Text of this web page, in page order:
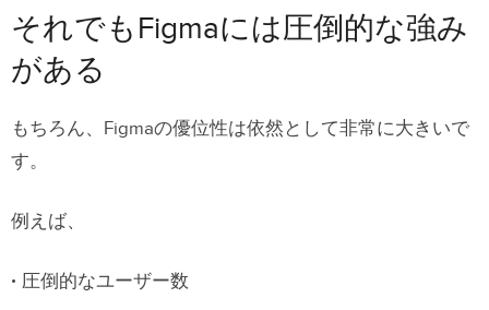
それでもFigmaには圧倒的な強み
がある
もちろん、Figmaの優位性は依然として非常に大きいで
す。
例えば、
圧倒的なユーザー数